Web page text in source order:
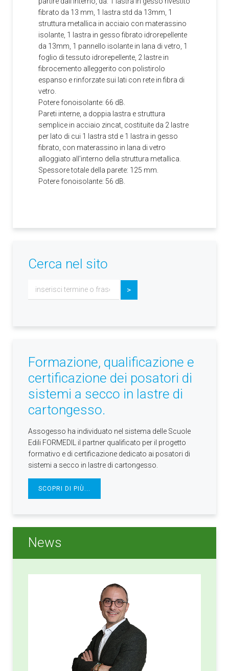
fibrato da 13 mm, 1 lastra std da 13mm, 1
struttura metallica in acciaio con materassino
isolante, 1 lastra in gesso fibrato idrorepellente
da 13mm, 1 pannello isolante in lana di vetro, 1
foglio di tessuto idrorepellente, 2 lastre in
fibrocemento alleggerito con polistirolo
espanso e rinforzate sui lati con rete in fibra di
vetro.
Potere fonoisolante: 66 dB.
Pareti interne, a doppia lastra e struttura
semplice in acciaio zincat, costituite da 2 lastre
per lato di cui 1 lastra std e 1 lastra in gesso
fibrato, con materassino in lana di vetro
alloggiato all'interno della struttura metallica.
Spessore totale della parete: 125 mm.
Potere fonoisolante: 56 dB.
Cerca nel sito
Cerca... >
Formazione, qualificazione e
certificazione dei posatori di
sistemi a secco in lastre di
cartongesso.
Assogesso ha individuato nel sistema delle Scuole
Edili FORMEDIL il partner qualificato per il progetto
formativo e di certificazione dedicato ai posatori di
sistemi a secco in lastre di cartongesso.
SCOPRI DI PIÙ...
News